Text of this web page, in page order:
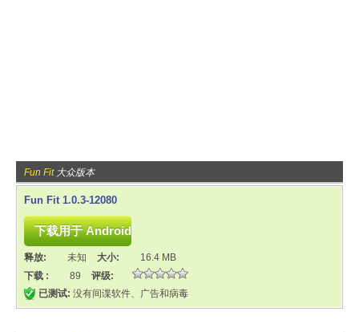
Fun Fit大众版本
Fun Fit 1.0.3-12080
释放: 未知 大小:
16.4 MB
下载 :
89
评级:
已测试: 没有间谍软件、广告和病毒